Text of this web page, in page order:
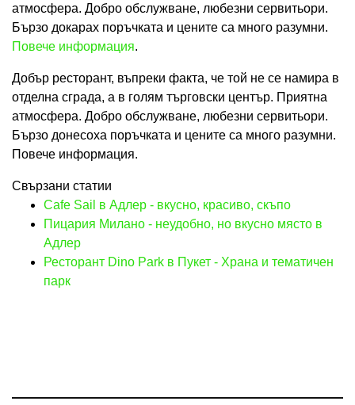
атмосфера. Добро обслужване, любезни сервитьори.
Бързо докарах поръчката и цените са много разумни.
Повече информация.
Добър ресторант, въпреки факта, че той не се намира в
отделна сграда, а в голям търговски център. Приятна
атмосфера. Добро обслужване, любезни сервитьори.
Бързо донесоха поръчката и цените са много разумни.
Повече информация.
Свързани статии
Cafe Sail в Адлер - вкусно, красиво, скъпо
Пицария Милано - неудобно, но вкусно място в
Адлер
Ресторант Dino Park в Пукет - Храна и тематичен
парк